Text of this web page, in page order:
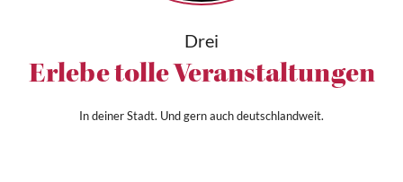
Drei
Erlebe tolle Veranstaltungen
In deiner Stadt. Und gern auch deutschlandweit.